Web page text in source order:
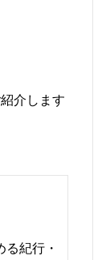
介します
紀行・